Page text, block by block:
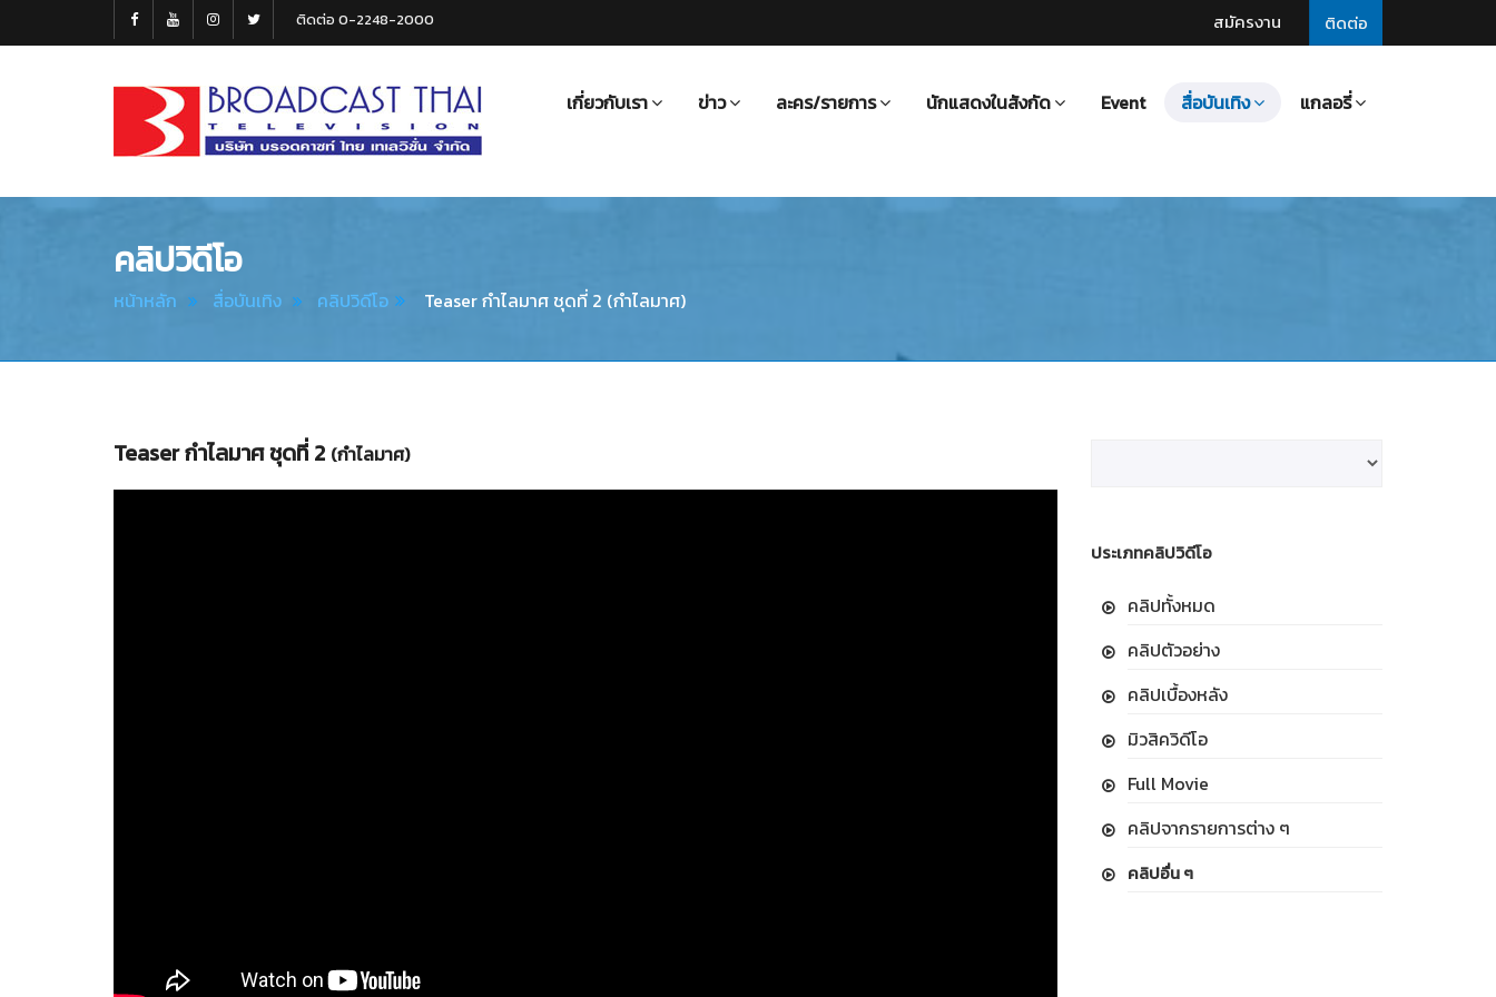
ติดต่อ
สมัครงาน
ติดต่อ 0-2248-2000
Thai
เกี่ยวกับเรา ข่าว ละคร/รายการ นักแสดงในสังกัด Event สื่อบันเทิง แกลอรี่
คลิปวิดีโอ
หน้าหลัก สื่อบันเทิง คลิปวิดีโอ Teaser กำไลมาศ ชุดที่ 2 (กำไลมาศ)
Teaser กำไลมาศ ชุดที่ 2 (กำไลมาศ)
ประเภทคลิปวิดีโอ
คลิปทั้งหมด
คลิปตัวอย่าง
คลิปเบื้องหลัง
มิวสิควิดีโอ
Full Movie
คลิปจากรายการต่าง ๆ
คลิปอื่น ๆ